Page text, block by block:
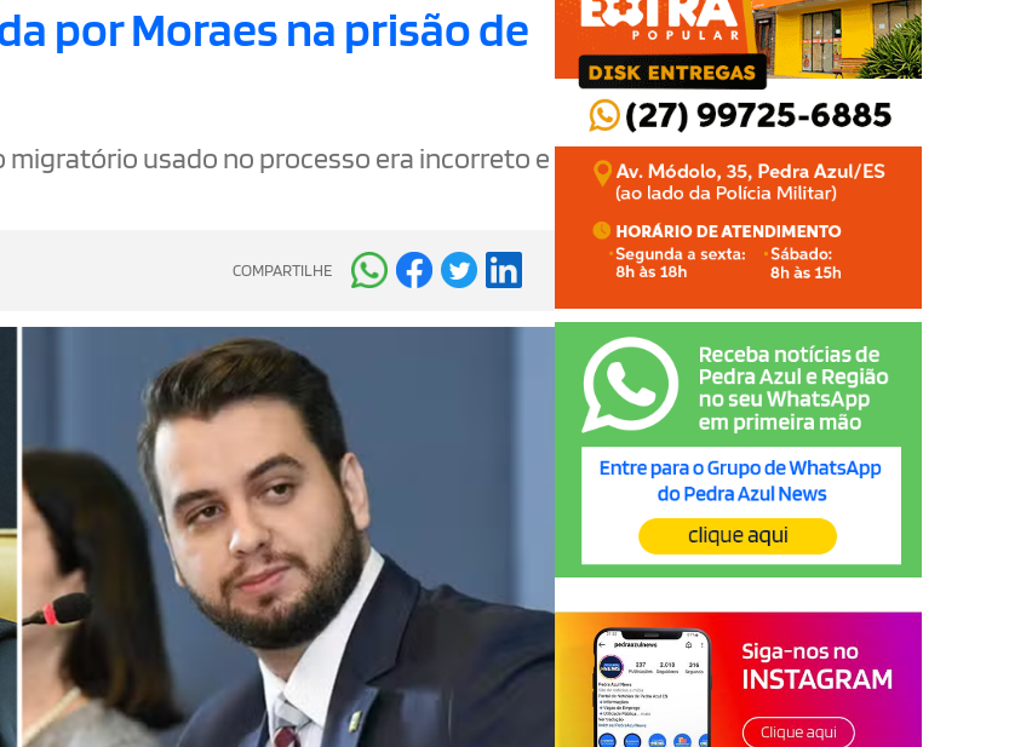
por Moraes na prisão de
usado no processo era incorreto e
COMPARTILHE